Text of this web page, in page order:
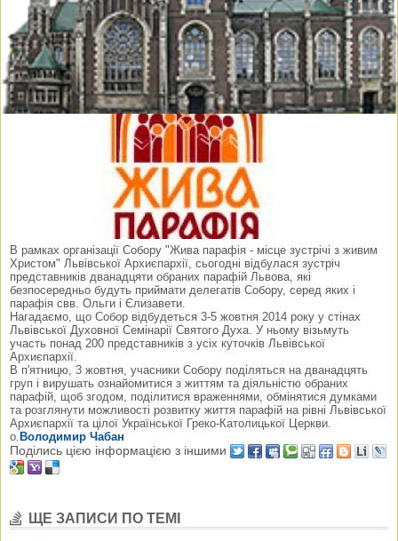
В рамках організації Собору "Жива парафія - місце зустрічі з живим
Христом" Львівської Архиєпархії, сьогодні відбулася зустріч
представників дванадцяти обраних парафій Львова, які
безпосередньо будуть приймати делегатів Собору, серед яких і
парафія свв. Ольги і Єлизавети.
Нагадаємо, що Собор відбудеться 3-5 жовтня 2014 року у стінах
Львівської Духовної Семінарії Святого Духа. У ньому візьмуть
участь понад 200 представників з усіх куточків Львівської
Архиєпархії.
В п'ятницю, 3 жовтня, учасники Собору поділяться на дванадцять
груп і вирушать ознайомитися з життям та діяльністю обраних
парафій, щоб згодом, поділитися враженнями, обмінятися думками
та розглянути можливості розвитку життя парафій на рівні Львівської
Архиєпархії та цілої Української Греко-Католицької Церкви.
о. Володимир Чабан
Поділись цією інформацією з іншими
ЩЕ ЗАПИСИ ПО ТЕМІ